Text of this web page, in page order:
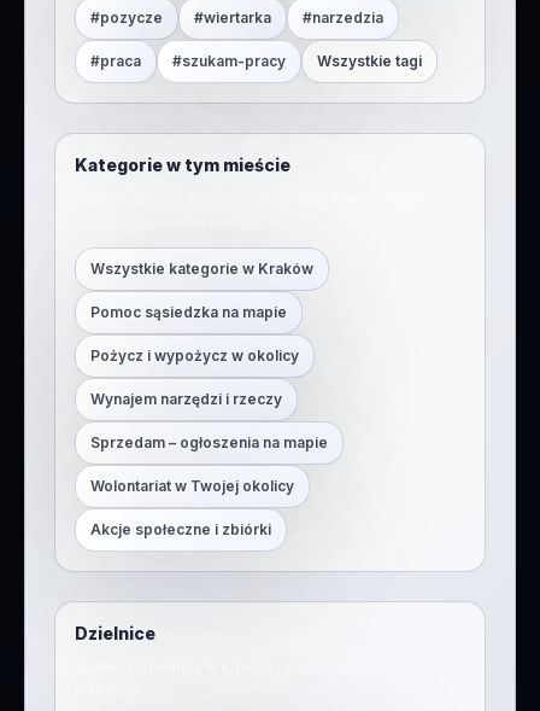
#pozycze #wiertarka #narzedzia
#praca #szukam-pracy Wszystkie tagi
Kategorie w tym mieście
Wszystkie kategorie w Kraków
Pomoc sąsiedzka na mapie
Pożycz i wypożycz w okolicy
Wynajem narzędzi i rzeczy
Sprzedam – ogłoszenia na mapie
Wolontariat w Twojej okolicy
Akcje społeczne i zbiórki
Dzielnice